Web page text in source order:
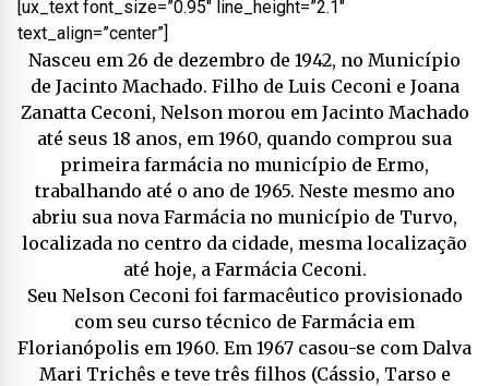
[ux_text font_size=”0.95″ line_height=”2.1″
text_align=”center”]
Nasceu em 26 de dezembro de 1942, no Município
de Jacinto Machado. Filho de Luis Ceconi e Joana
Zanatta Ceconi, Nelson morou em Jacinto Machado
até seus 18 anos, em 1960, quando comprou sua
primeira farmácia no município de Ermo,
trabalhando até o ano de 1965. Neste mesmo ano
abriu sua nova Farmácia no município de Turvo,
localizada no centro da cidade, mesma localização
até hoje, a Farmácia Ceconi.
Seu Nelson Ceconi foi farmacêutico provisionado
com seu curso técnico de Farmácia em
Florianópolis em 1960. Em 1967 casou-se com Dalva
Mari Trichês e teve três filhos (Cássio, Tarso e